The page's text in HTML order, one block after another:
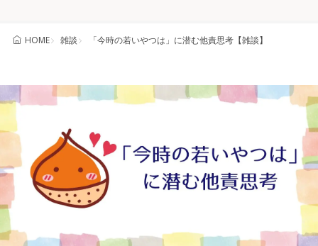
HOME 雑談 「今時の若いやつは」に潜む他責思考【雑談】